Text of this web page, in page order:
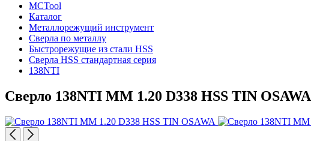
MCTool
Каталог
Металлорежущий инструмент
Сверла по металлу
Быстрорежущие из стали HSS
Сверла HSS стандартная серия
138NTI
Сверло 138NTI MM 1.20 D338 HSS TIN OSAWA